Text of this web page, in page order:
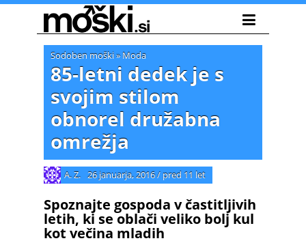
Sodoben moški» Moda
85-letni dedek je s
svojim stilom
obnorel družabna
omrežja
A. Z. 26 januarja, 2016/ pred 11 let
Spoznajte gospoda v častitljivih
letih, ki se oblači veliko bolj kul
kot večina mladih